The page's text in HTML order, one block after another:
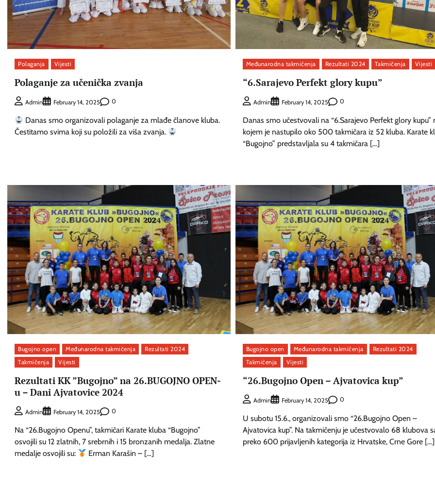
Polaganja Vijesti
Polaganje za učenička zvanja
Admin February 14, 2025 0
Danas smo organizovali polaganje za mlađe članove kluba.
Čestitamo svima koji su položili za viša zvanja.
Međunarodna takmičenja Rezultati 2024 Takmičenja Vijesti
“6.Sarajevo Perfekt glory kupu”
Admin February 14, 2025 0
Danas smo učestvovali na “6.Sarajevo Perfekt glory kupu”
kojem je nastupilo oko 500 takmičara iz 52 kluba. Karate
“Bugojno” predstavljala su 4 takmičara […]
Bugojno open Međunarodna takmičenja
Rezultati 2024
Takmičenja
Vijesti
Rezultati KK ”Bugojno” na 26.BUGOJNO OPEN-
u – Dani Ajvatovice 2024
Admin February 14, 2025 0
Na “26.Bugojno Openu”, takmičari Karate kluba “Bugojno”
osvojili su 12 zlatnih, 7 srebrnih i 15 bronzanih medalja. Zlatne
medalje osvojili su:
Erman Karašin – […]
Bugojno open Međunarodna takmičenja
Rezultati 2024
Takmičenja
Vijesti
“26.Bugojno Open – Ajvatovica kup”
Admin February 14, 2025 0
U subotu 15.6., organizovali smo “26.Bugojno Open –
Ajvatovica kup”. Na takmičenju je učestvovalo 68 klubova
preko 600 prijavljenih kategorija iz Hrvatske, Crne Gore […]